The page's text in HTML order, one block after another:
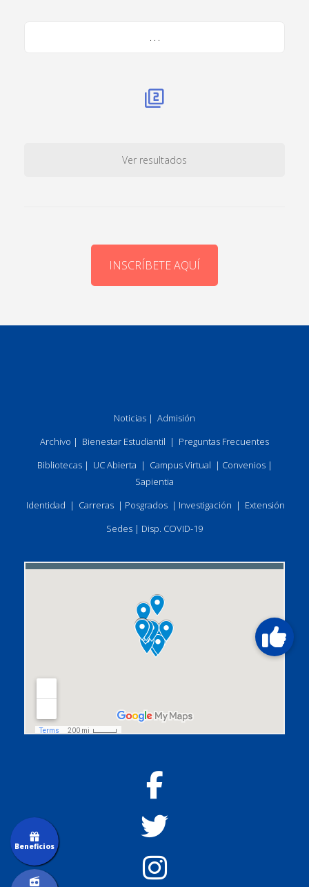
. . .
Ver resultados
INSCRÍBETE AQUÍ
Noticias | Admisión
Archivo | Bienestar Estudiantil | Preguntas Frecuentes
Bibliotecas| UC Abierta | Campus Virtual | Convenios|
Sapientia
Identidad | Carreras | Posgrados | Investigación | Extensión
Sedes | Disp. COVID-19
Beneficios